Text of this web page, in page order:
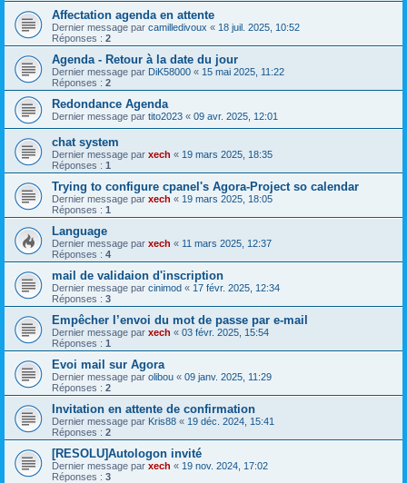
Affectation agenda en attente
Dernier message par camilledivoux « 18 juil. 2025, 10:52
Réponses : 2
Agenda - Retour à la date du jour
Dernier message par DiK58000 « 15 mai 2025, 11:22
Réponses : 2
Redondance Agenda
Dernier message par tito2023 « 09 avr. 2025, 12:01
chat system
Dernier message par xech « 19 mars 2025, 18:35
Réponses : 1
Trying to configure cpanel's Agora-Project so calendar
Dernier message par xech « 19 mars 2025, 18:05
Réponses : 1
Language
Dernier message par xech « 11 mars 2025, 12:37
Réponses : 4
mail de validaion d'inscription
Dernier message par cinimod « 17 févr. 2025, 12:34
Réponses : 3
Empêcher l’envoi du mot de passe par e-mail
Dernier message par xech « 03 févr. 2025, 15:54
Réponses : 1
Evoi mail sur Agora
Dernier message par olibou « 09 janv. 2025, 11:29
Réponses : 2
Invitation en attente de confirmation
Dernier message par Kris88 « 19 déc. 2024, 15:41
Réponses : 2
[RESOLU]Autologon invité
Dernier message par xech « 19 nov. 2024, 17:02
Réponses : 3